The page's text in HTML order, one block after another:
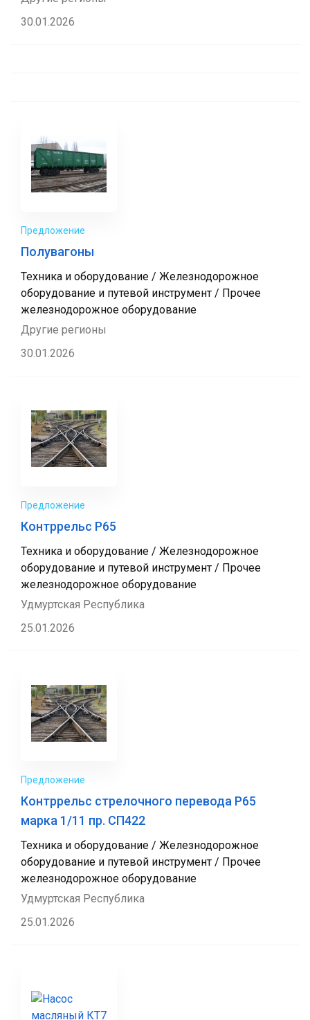
30.01.2026
Предложение
Полувагоны
Техника и оборудование / Железнодорожное
оборудование и путевой инструмент / Прочее
железнодорожное оборудование
Другие регионы
30.01.2026
Предложение
Контррельс Р65
Техника и оборудование / Железнодорожное
оборудование и путевой инструмент / Прочее
железнодорожное оборудование
Удмуртская Республика
25.01.2026
Предложение
Контррельс стрелочного перевода Р65
марка 1/11 пр. СП422
Техника и оборудование / Железнодорожное
оборудование и путевой инструмент / Прочее
железнодорожное оборудование
Удмуртская Республика
25.01.2026